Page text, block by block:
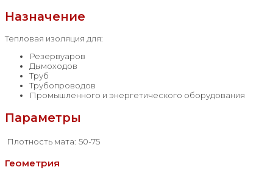
Назначение
Тепловая изоляция для:
Резервуаров
Дымоходов
Труб
Трубопроводов
Промышленного и энергетического оборудования
Параметры
Плотность мата: 50-75
Геометрия